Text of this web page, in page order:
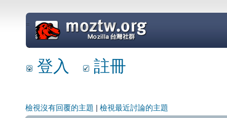
=
登入 註冊
檢視沒有回覆的主題 檢視最近討論的主題